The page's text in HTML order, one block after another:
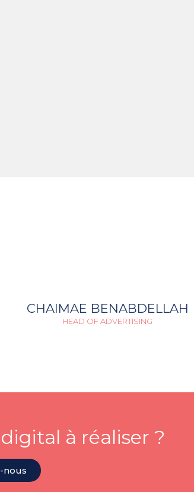
CHAIMAE BENABDELLAH
HEAD OF ADVERTISING
à réaliser ?
nous